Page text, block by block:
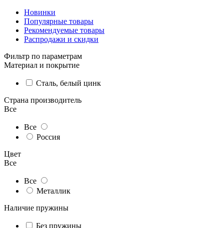
Новинки
Популярные товары
Рекомендуемые товары
Распродажи и скидки
Фильтр по параметрам
Материал и покрытие
Сталь, белый цинк
Страна производитель
Все
Все
Россия
Цвет
Все
Все
Металлик
Наличие пружины
Без пружины